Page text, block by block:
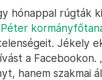
hónappal rúgták
Jékely
a
hanem szakmai